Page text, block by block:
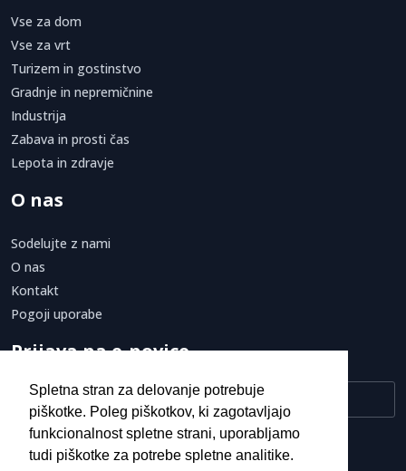
Spletna stran za delovanje potrebuje
piškotke. Poleg piškotkov, ki zagotavljajo
funkcionalnost spletne strani, uporabljamo
tudi piškotke za potrebe spletne analitike.
Vse za dom
Vse za vrt
Turizem in gostinstvo
Gradnje in nepremičnine
Industrija
Zabava in prosti čas
Lepota in zdravje
O nas
Sodelujte z nami
O nas
Kontakt
Pogoji uporabe
Prijava na e-novice
Strinjam se s pogoji uporabe.